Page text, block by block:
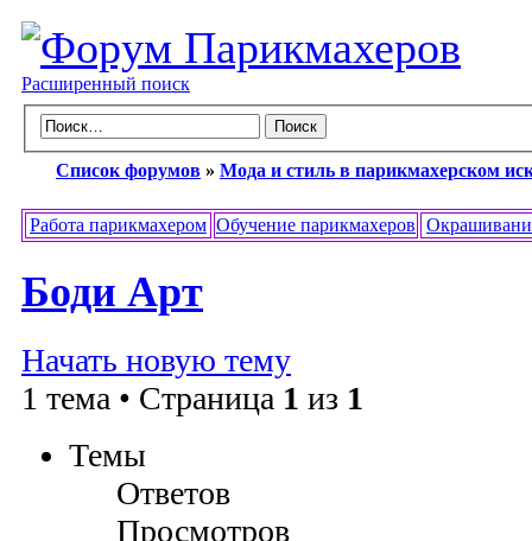
Расширенный поиск
Список форумов » Мода и стиль в парикмахерском
Работа парикмахером Обучение парикмахеров
Боди Арт
Начать новую тему
1 тема • Страница 1 из 1
Темы
Ответов
Просмотров